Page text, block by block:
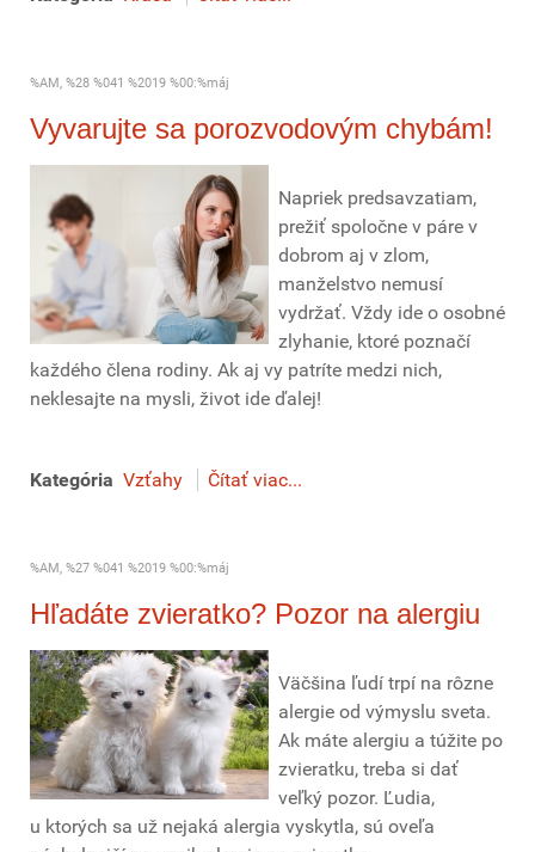
%AM, %28 %041 %2019 %00:%máj
Vyvarujte sa porozvodovým chybám!
Napriek predsavzatiam,
prežiť spoločne v páre v
dobrom aj v zlom,
manželstvo nemusí
vydržať. Vždy ide o osobné
zlyhanie, ktoré poznačí
každého člena rodiny. Ak aj vy patríte medzi nich,
neklesajte na mysli, život ide ďalej!
Kategória Vzťahy Čítať viac...
%AM, %27 %041 %2019 %00:%máj
Hľadáte zvieratko? Pozor na alergiu
Väčšina ľudí trpí na rôzne
alergie od výmyslu sveta.
Ak máte alergiu a túžite po
zvieratku, treba si dať
veľký pozor. Ľudia,
u ktorých sa už nejaká alergia vyskytla, sú oveľa